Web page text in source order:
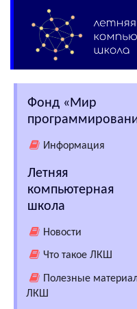
Фонд «Мир
Информация
Летняя
компьютерная
школа
Новости
Что такое ЛКШ
Полезные
ЛКШ